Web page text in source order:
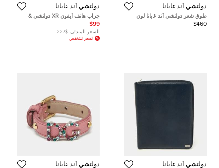
دولتشي أند غابانا
طوق شعر دولتشي أند غابانا لون
فضي مزخرف كريستال
$460
دولتشي أند غابانا
جراب هاتف آيفون XR دولتشي &
غابانا جلد مبطن التفاني
$99
السعر المبدئي: $227
السعر المُخفض
دولتشي أند غابانا دولتشي أند غابانا